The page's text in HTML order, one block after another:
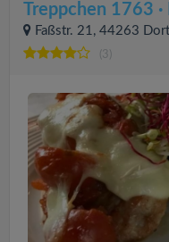
Treppchen 1763
Faßstr. 21, 44263
(3)